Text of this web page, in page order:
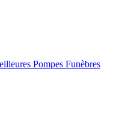
Pompes Funèbres